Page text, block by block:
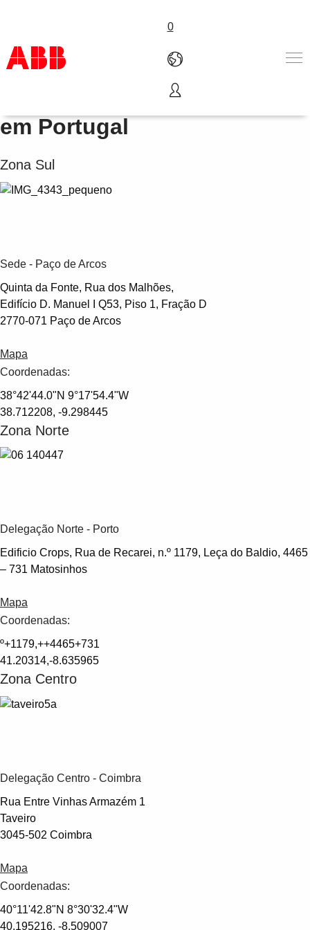
0
Produtos e soluções
Indústrias
Carreira
Contato
Suggestions
Products
See more products
Shopping list preview
0
Principais centros da ABB
em Portugal
Zona Sul
Sede - Paço de Arcos
Quinta da Fonte, Rua dos Malhões,
Edifício D. Manuel I Q53, Piso 1, Fração D
2770-071 Paço de Arcos
Mapa
Coordenadas:
38°42'44.0"N 9°17'54.4"W
38.712208, -9.298445
Zona Norte
Delegação Norte - Porto
Edificio Crops, Rua de Recarei, n.º 1179, Leça do Baldio, 4465
– 731 Matosinhos
Mapa
Coordenadas:
º+1179,++4465+731
41.20314,-8.635965
Zona Centro
Delegação Centro - Coimbra
Rua Entre Vinhas Armazém 1
Taveiro
3045-502 Coimbra
Mapa
Coordenadas:
40°11'42.8"N 8°30'32.4"W
40.195216, -8.509007